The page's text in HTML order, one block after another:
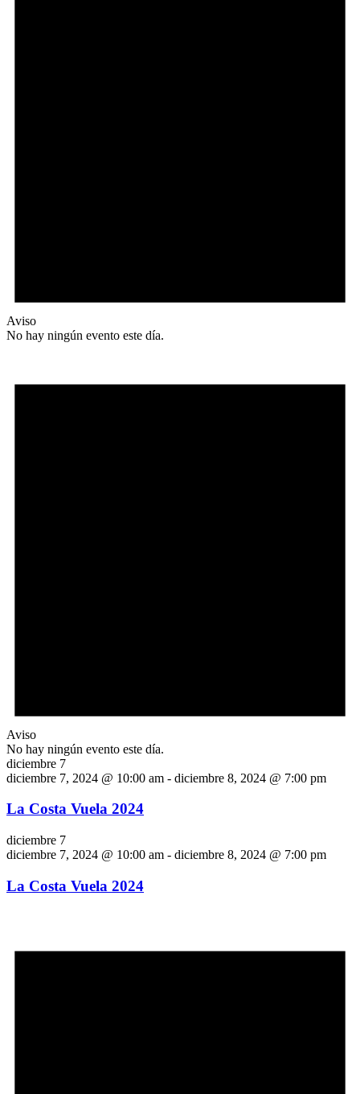
Aviso
No hay ningún evento este día.
Aviso
No hay ningún evento este día.
diciembre 7
diciembre 7, 2024 @ 10:00 am - diciembre 8, 2024 @ 7:00 pm
La Costa Vuela 2024
diciembre 7
diciembre 7, 2024 @ 10:00 am - diciembre 8, 2024 @ 7:00 pm
La Costa Vuela 2024